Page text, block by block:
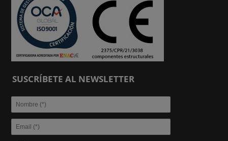
SUSCRÍBETE AL NEWSLETTER